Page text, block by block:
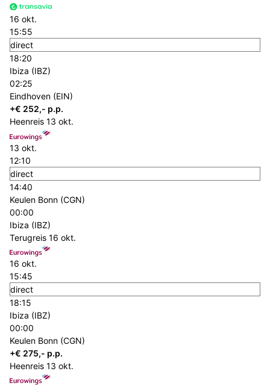
16 okt.
15:55
direct
18:20
Ibiza (IBZ)
02:25
Eindhoven (EIN)
+€ 252,- p.p.
Heenreis 13 okt.
13 okt.
12:10
direct
14:40
Keulen Bonn (CGN)
00:00
Ibiza (IBZ)
Terugreis 16 okt.
16 okt.
15:45
direct
18:15
Ibiza (IBZ)
00:00
Keulen Bonn (CGN)
+€ 275,- p.p.
Heenreis 13 okt.